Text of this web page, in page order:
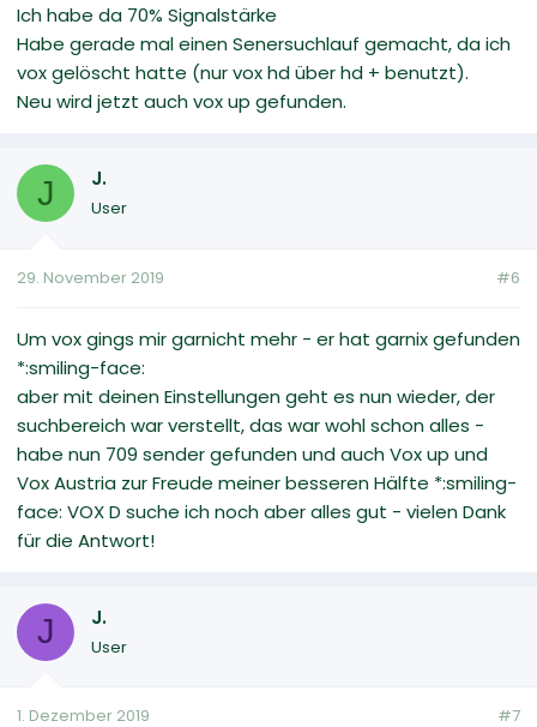
Ich habe da 70% Signalstärke
Habe gerade mal einen Senersuchlauf gemacht, da ich
vox gelöscht hatte (nur vox hd über hd + benutzt).
Neu wird jetzt auch vox up gefunden.
J J.
User
29. November 2019 #6
Um vox gings mir garnicht mehr - er hat garnix gefunden
*:smiling-face:
aber mit deinen Einstellungen geht es nun wieder, der
suchbereich war verstellt, das war wohl schon alles -
habe nun 709 sender gefunden und auch Vox up und
Vox Austria zur Freude meiner besseren Hälfte *:smiling-
face: VOX D suche ich noch aber alles gut - vielen Dank
für die Antwort!
J J.
User
1. Dezember 2019 #7